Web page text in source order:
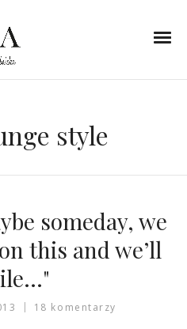
style
someday, we
this and we’ll
18 komentarzy